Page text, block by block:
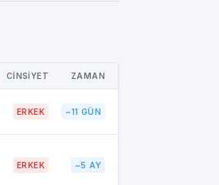
CİNSİYET ZAMAN
ERKEK ~11 GÜN
ERKEK ~5 AY